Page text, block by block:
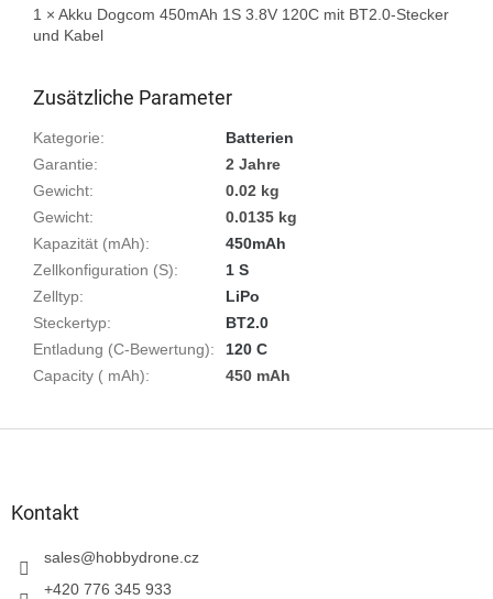
1 × Akku Dogcom 450mAh 1S 3.8V 120C mit BT2.0-Stecker
und Kabel
Zusätzliche Parameter
Kategorie:
Batterien
Garantie:
2 Jahre
Gewicht:
0.02 kg
Gewicht:
0.0135 kg
Kapazität (mAh):
450mAh
Zellkonfiguration (S):
1 S
Zelltyp:
LiPo
Steckertyp:
BT2.0
Entladung (C-Bewertung):
120 C
Capacity ( mAh): 450 mAh
Kontakt
sales@hobbydrone.cz
+420 776 345 933